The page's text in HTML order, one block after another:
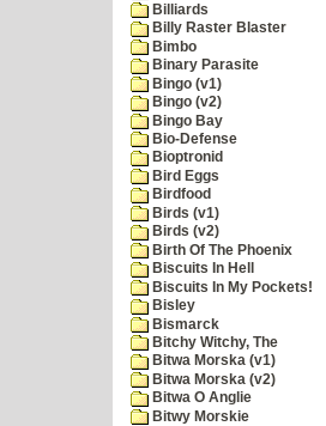
Billiards
Billy Raster Blaster
Bimbo
Binary Parasite
Bingo (v1)
Bingo (v2)
Bingo Bay
Bio-Defense
Bioptronid
Bird Eggs
Birdfood
Birds (v1)
Birds (v2)
Birth Of The Phoenix
Biscuits In Hell
Biscuits In My Pockets!
Bisley
Bismarck
Bitchy Witchy, The
Bitwa Morska (v1)
Bitwa Morska (v2)
Bitwa O Anglie
Bitwy Morskie